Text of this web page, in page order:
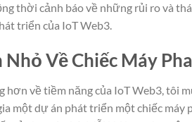
thời cảnh báo về những rủi ro và
triển của IoT Web3.
Nhỏ Về Chiếc Máy
hơn về tiềm năng của IoT Web3, tôi
một dự án phát triển một chiếc máy